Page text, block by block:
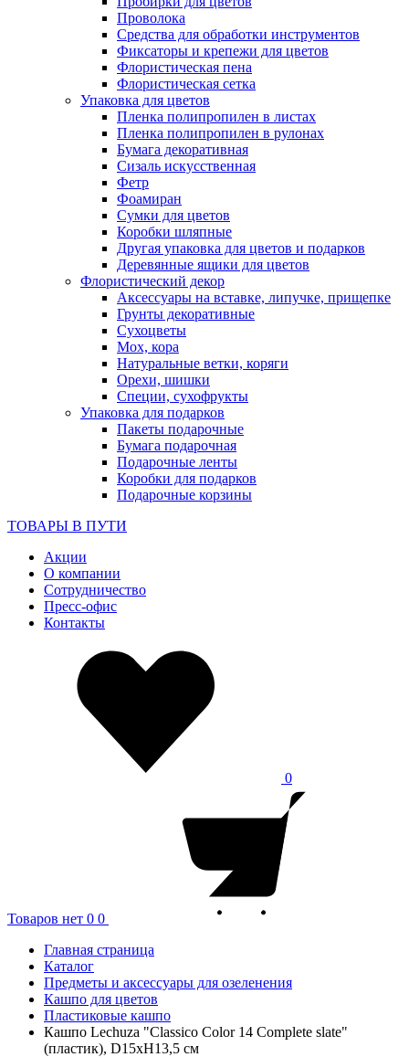
Проволока
Средства для обработки инструментов
Фиксаторы и крепежи для цветов
Флористическая пена
Флористическая сетка
Упаковка для цветов
Пленка полипропилен в листах
Пленка полипропилен в рулонах
Бумага декоративная
Сизаль искусственная
Фетр
Фоамиран
Сумки для цветов
Коробки шляпные
Другая упаковка для цветов и подарков
Деревянные ящики для цветов
Флористический декор
Аксессуары на вставке, липучке, прищепке
Грунты декоративные
Сухоцветы
Мох, кора
Натуральные ветки, коряги
Орехи, шишки
Специи, сухофрукты
Упаковка для подарков
Пакеты подарочные
Бумага подарочная
Подарочные ленты
Коробки для подарков
Подарочные корзины
ТОВАРЫ В ПУТИ
Акции
О компании
Сотрудничество
Пресс-офис
Контакты
0
Товаров нет 0 0
Главная страница
Каталог
Предметы и аксессуары для озеленения
Кашпо для цветов
Пластиковые кашпо
Кашпо Lechuza "Classico Color 14 Complete slate"
(пластик), D15xH13,5 см